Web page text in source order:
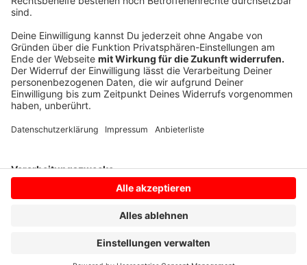
vor Ort.
Anzeige